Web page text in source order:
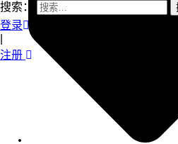
搜索：
登录
注册